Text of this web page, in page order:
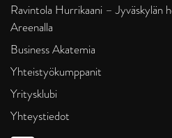
Ravintola Hurrikaani – Jyväskylän
Areenalla
Business Akatemia
Yhteistyökumppanit
Yritysklubi
Yhteystiedot